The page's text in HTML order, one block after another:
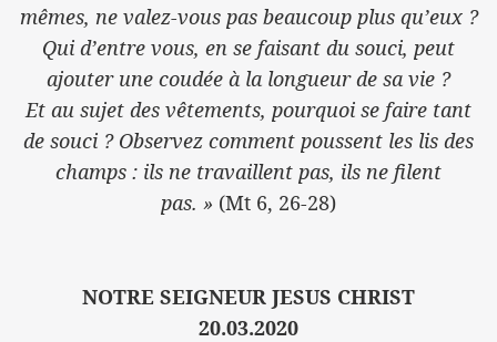
mêmes, ne valez-vous pas beaucoup plus qu’eux ?
Qui d’entre vous, en se faisant du souci, peut
ajouter une coudée à la longueur de sa vie ?
Et au sujet des vêtements, pourquoi se faire tant
de souci ? Observez comment poussent les lis des
champs : ils ne travaillent pas, ils ne filent
pas. » (Mt 6, 26-28)
NOTRE SEIGNEUR JESUS CHRIST
20.03.2020